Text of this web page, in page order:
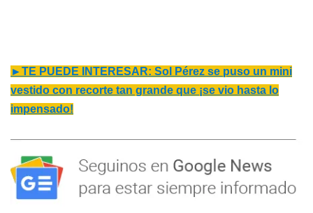
►TE PUEDE INTERESAR: Sol Pérez se puso un mini
vestido con recorte tan grande que ¡se vio hasta lo
impensado!